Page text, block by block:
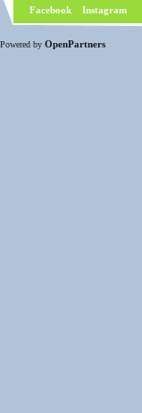
Facebook Instagram
Powered by OpenPartners